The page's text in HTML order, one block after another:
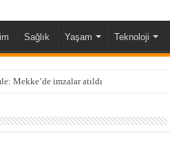
Sağlık Yaşam Teknoloji
Mekke’de imzalar atıldı